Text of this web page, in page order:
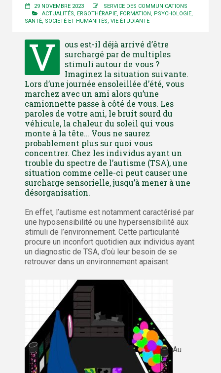
29 NOVEMBRE 2023
SERVICE DES COMMUNICATIONS
ACTUALITÉS
ERGOTHÉRAPIE FORMATION PSYCHOLOGIE
SANTÉ SOCIÉTÉ ET HUMANITÉS VIE ÉTUDIANTE
V
ous est-il déjà arrivé d’être
surchargé par de multiples
stimuli autour de vous ?
Imaginez la situation suivante.
Lors d’une journée ensoleillée d’été, vous
marchez avec un ami alors qu’une
camionnette passe à côté de vous. Les
paroles de votre ami, le bruit sourd du
véhicule, la chaleur du soleil qui vous
monte à la tête… Vous ne saurez
probablement plus sur quoi vous
concentrer. Chez les individus ayant un
trouble du spectre de l’autisme (TSA), une
situation comme celle-ci peut causer une
surcharge sensorielle, jusqu’à mener à une
désorganisation.
En effet, l’autisme est notamment caractérisé par
une hyposensibilité ou une hypersensibilité aux
stimuli de l’environnement. Cette particularité
procure un inconfort quotidien aux individus ayant
un diagnostic de TSA, d’où leur besoin de se
retrouver dans un environnement apaisant.
Au